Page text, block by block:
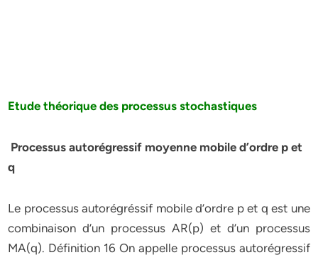
Etude théorique des processus stochastiques
Processus autorégressif moyenne mobile d’ordre p et
q
Le processus autorégréssif mobile d’ordre p et q est une
combinaison d’un processus AR(p) et d’un processus
MA(q). Définition 16 On appelle processus autorégressif